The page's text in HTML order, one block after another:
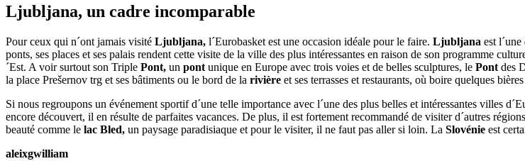
Ljubljana, un cadre incomparable
Pour ceux qui n´ont jamais visité Ljubljana, l´Eurobasket est une occasion idéale pour le faire. Ljubljana est
ponts, ses places et ses palais rendent cette visite de la ville des plus intéressantes en raison de son programme
´Est. A voir surtout son Triple Pont, un pont unique en Europe avec trois voies et de belles sculptures, le Pont des
la place Prešernov trg et ses bâtiments ou le bord de la rivière et ses terrasses et restaurants, où boire quelques
Si nous regroupons un événement sportif d´une telle importance avec l´une des plus belles et intéressantes villes
encore découvert, il en résulte de parfaites vacances. De plus, il est fortement recommandé de visiter d´autres
beauté comme le lac Bled, un paysage paradisiaque et pour le visiter, il ne faut pas aller si loin. La Slovénie est
aleixgwilliam